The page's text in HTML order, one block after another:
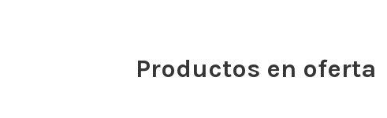
Productos en oferta